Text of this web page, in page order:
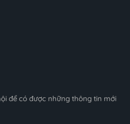
để có được những thông tin mới